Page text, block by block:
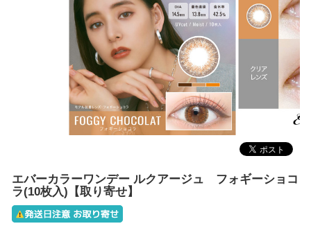
エバーカラーワンデー ルクアージュ フォギーショコ
ラ(10枚入)【取り寄せ】